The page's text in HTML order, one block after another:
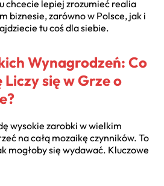
chcecie lepiej zrozumieć realia
biznesie, zarówno w Polsce, jak i
tu coś dla siebie.
Wynagrodzeń: Co
się w Grze o
wysokie zarobki w wielkim
na całą mozaikę czynników. To
mogłoby się wydawać. Kluczowe